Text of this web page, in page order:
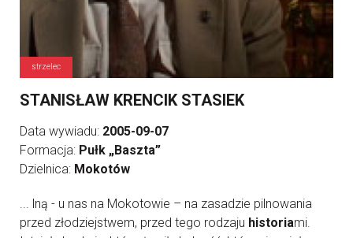
strzelec
STANISŁAW KRENCIK STASIEK
Data wywiadu: 2005-09-07
Formacja: Pułk „Baszta”
Dzielnica: Mokotów
... lną - u nas na Mokotowie – na zasadzie pilnowania
przed złodziejstwem, przed tego rodzaju historiami.